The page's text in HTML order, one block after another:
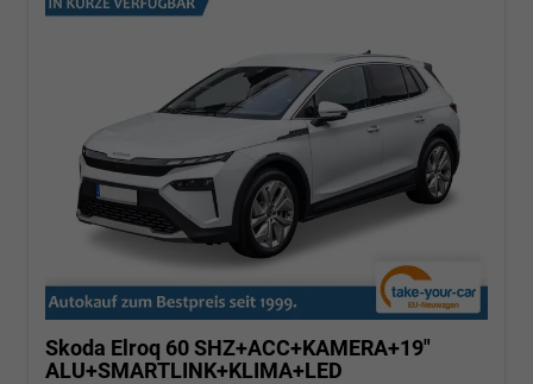
Skoda Elroq 60 SHZ+ACC+KAMERA+19"
ALU+SMARTLINK+KLIMA+LED